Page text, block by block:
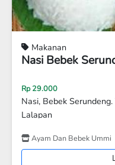
Makanan
Pecel Lele
Rp 20.000
Nasi Pecel Ayam +
Pecel Lele